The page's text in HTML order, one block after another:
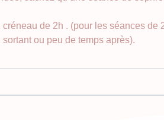
de 2h . (pour les séances de
ou peu de temps après).